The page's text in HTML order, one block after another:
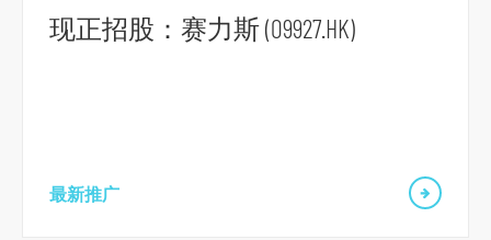
现正招股：赛力斯 (09927.HK)
最新推广